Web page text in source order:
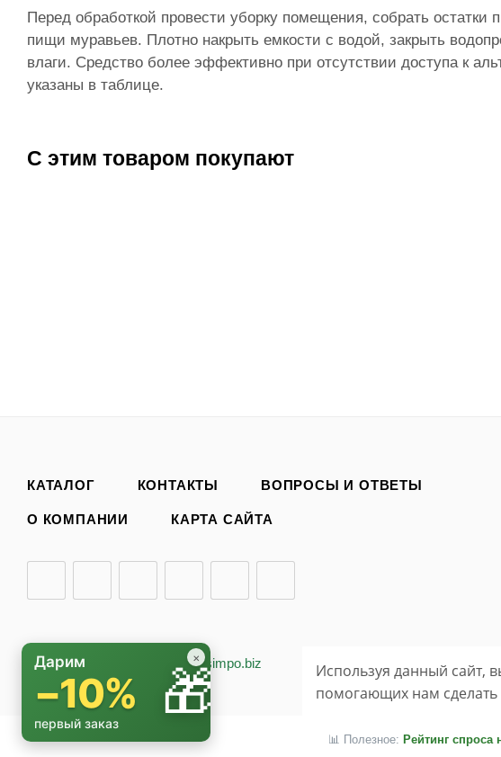
Перед обработкой провести уборку помещения, собрать
пищи муравьев. Плотно накрыть емкости с водой, закрыть
влаги. Средство более эффективно при отсутствии доступа к
указаны в таблице.
С этим товаром покупают
КАТАЛОГ КОНТАКТЫ ВОПРОСЫ И ОТВЕТЫ
О КОМПАНИИ КАРТА САЙТА
2026 © «БИО-комплекс» simpo.biz
📊 Полезное: Рейтинг
Используя данный сайт,
помогающих нам сделать
Дарим
−10%
первый заказ 🎁
×